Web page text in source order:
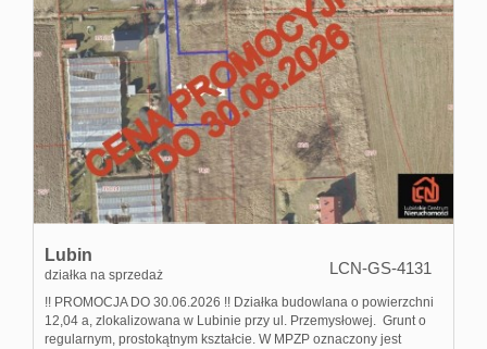
Lubin
działka na sprzedaż LCN-GS-4131
!! PROMOCJA DO 30.06.2026 !! Działka budowlana o powierzchni
12,04 a, zlokalizowana w Lubinie przy ul. Przemysłowej. Grunt o
regularnym, prostokątnym kształcie. W MPZP oznaczony jest